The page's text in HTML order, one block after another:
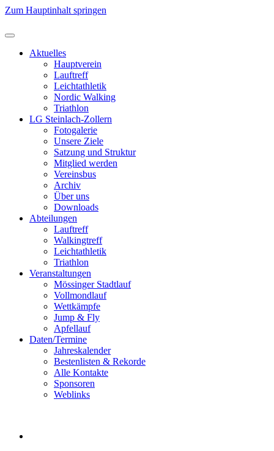
Zum Hauptinhalt springen
Aktuelles
Hauptverein
Lauftreff
Leichtathletik
Nordic Walking
Triathlon
LG Steinlach-Zollern
Fotogalerie
Unsere Ziele
Satzung und Struktur
Mitglied werden
Vereinsbus
Archiv
Über uns
Downloads
Abteilungen
Lauftreff
Walkingtreff
Leichtathletik
Triathlon
Veranstaltungen
Mössinger Stadtlauf
Vollmondlauf
Wettkämpfe
Jump & Fly
Apfellauf
Daten/Termine
Jahreskalender
Bestenlisten & Rekorde
Alle Kontakte
Sponsoren
Weblinks